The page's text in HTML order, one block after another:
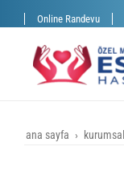
Online Randevu
ana sayfa kurumsal